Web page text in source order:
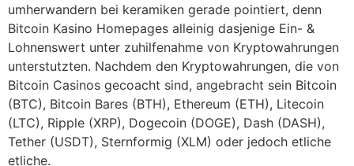
umherwandern bei keramiken gerade pointiert, denn
Bitcoin Kasino Homepages alleinig dasjenige Ein- &
Lohnenswert unter zuhilfenahme von Kryptowahrungen
unterstutzten. Nachdem den Kryptowahrungen, die von
Bitcoin Casinos gecoacht sind, angebracht sein Bitcoin
(BTC), Bitcoin Bares (BTH), Ethereum (ETH), Litecoin
(LTC), Ripple (XRP), Dogecoin (DOGE), Dash (DASH),
Tether (USDT), Sternformig (XLM) oder jedoch etliche
etliche.